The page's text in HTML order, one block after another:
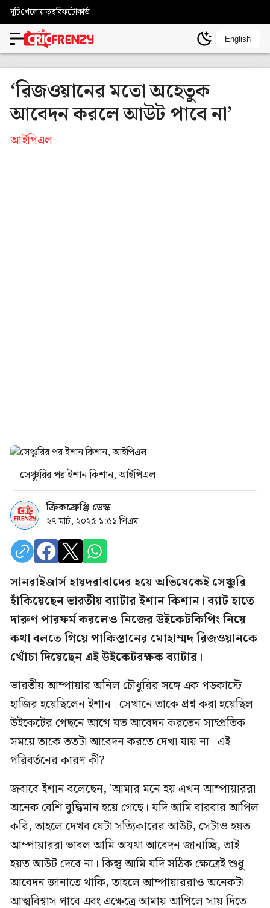
সূচিখেলোয়াড়ছবিফটোকার্ড
English
‘রিজওয়ানের মতো অহেতুক
আবেদন করলে আউট পাবে না’
আইপিএল
সেঞ্চুরির পর ইশান কিশান, আইপিএল
ক্রিকফ্রেঞ্জি ডেস্ক
২৭ মার্চ, ২০২৫ ১:৫১ পিএম
সানরাইজার্স হায়দরাবাদের হয়ে অভিষেকেই সেঞ্চুরি
হাঁকিয়েছেন ভারতীয় ব্যাটার ইশান কিশান। ব্যাট হাতে
দারুণ পারফর্ম করলেও নিজের উইকেটকিপিং নিয়ে
কথা বলতে গিয়ে পাকিস্তানের মোহাম্মদ রিজওয়ানকে
খোঁচা দিয়েছেন এই উইকেটরক্ষক ব্যাটার।
ভারতীয় আম্পায়ার অনিল চৌধুরির সঙ্গে এক পডকাস্টে
হাজির হয়েছিলেন ইশান। সেখানে তাকে প্রশ্ন করা হয়েছিল
উইকেটের পেছনে আগে যত আবেদন করতেন সাম্প্রতিক
সময়ে তাকে ততটা আবেদন করতে দেখা যায় না। এই
পরিবর্তনের কারণ কী?
জবাবে ইশান বলেছেন, 'আমার মনে হয় এখন আম্পায়াররা
অনেক বেশি বুদ্ধিমান হয়ে গেছে। যদি আমি বারবার আপিল
করি, তাহলে দেখব যেটা সত্যিকারের আউট, সেটাও হয়ত
আম্পায়াররা ভাবল আমি অযথা আবেদন জানাচ্ছি, তাই
হয়ত আউট দেবে না। কিন্তু আমি যদি সঠিক ক্ষেত্রেই শুধু
আবেদন জানাতে থাকি, তাহলে আম্পায়াররাও অনেকটা
আত্মবিশ্বাস পাবে এবং এক্ষেত্রে আমায় আপিলে সায় দিতে